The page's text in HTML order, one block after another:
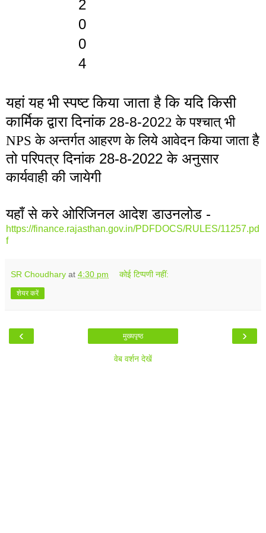
2
0
0
4
यहां यह भी स्पष्ट किया जाता है कि यदि किसी
कार्मिक द्वारा दिनांक 28-8-2022 के पश्चात् भी
NPS के अन्तर्गत आहरण के लिये आवेदन किया जाता है
तो परिपत्र दिनांक 28-8-2022 के अनुसार
कार्यवाही की जायेगी
https://finance.rajasthan.gov.in/PDFDOCS/RULES/11257.pd
f
SR Choudhary at 4:30 pm कोई टिप्पणी नहीं:
शेयर करें
‹ ›
मुख्यपृष्ठ
वेब वर्शन देखें